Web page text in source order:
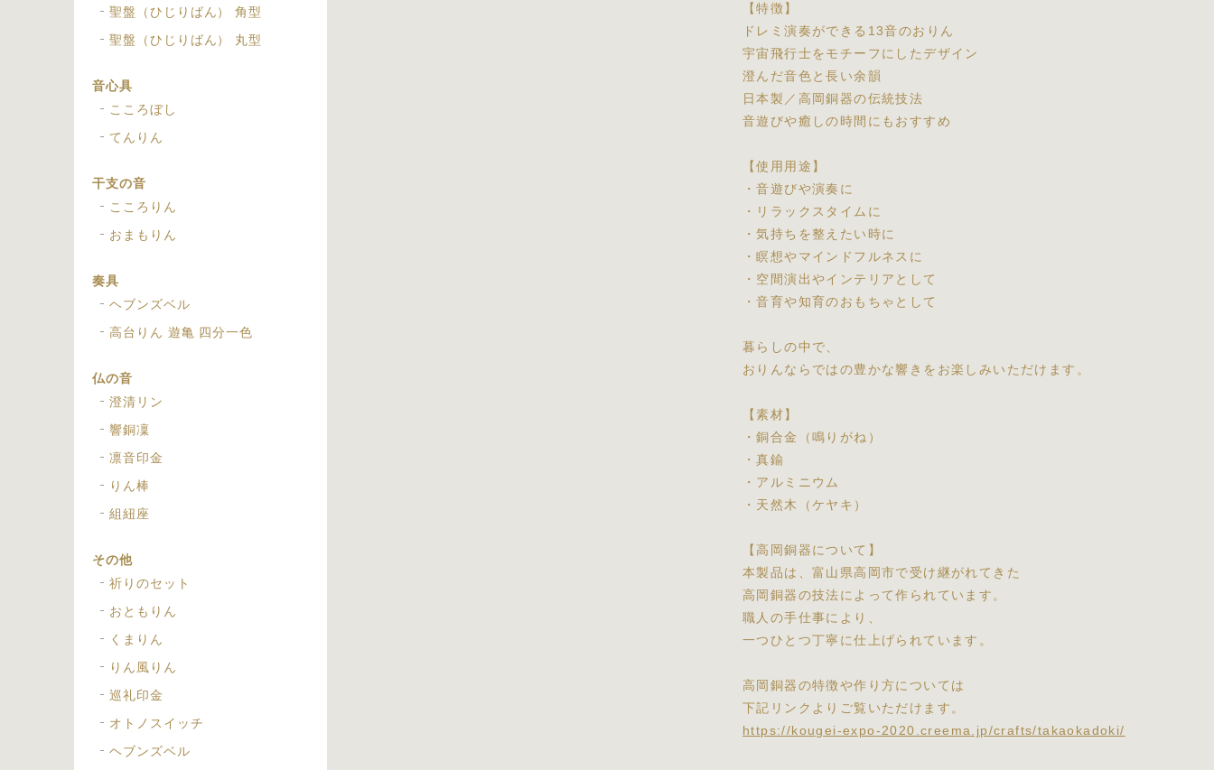
【特徴】
ドレミ演奏ができる13音のおりん
宇宙飛行士をモチーフにしたデザイン
澄んだ音色と長い余韻
日本製／高岡銅器の伝統技法
音遊びや癒しの時間にもおすすめ
【使用用途】
・音遊びや演奏に
・リラックスタイムに
・気持ちを整えたい時に
・瞑想やマインドフルネスに
・空間演出やインテリアとして
・音育や知育のおもちゃとして
暮らしの中で、
おりんならではの豊かな響きをお楽しみいただけます。
【素材】
・銅合金（鳴りがね）
・真鍮
・アルミニウム
・天然木（ケヤキ）
【高岡銅器について】
本製品は、富山県高岡市で受け継がれてきた
高岡銅器の技法によって作られています。
職人の手仕事により、
一つひとつ丁寧に仕上げられています。
高岡銅器の特徴や作り方については
下記リンクよりご覧いただけます。
https://kougei-expo-2020.creema.jp/crafts/takaokadoki/
聖盤（ひじりばん） 角型
聖盤（ひじりばん） 丸型
音心具
こころぼし
てんりん
干支の音
こころりん
おまもりん
奏具
ヘブンズベル
高台りん 遊亀 四分一色
仏の音
澄清リン
響銅凜
凛音印金
りん棒
組紐座
その他
祈りのセット
おともりん
くまりん
りん風りん
巡礼印金
オトノスイッチ
ヘブンズベル